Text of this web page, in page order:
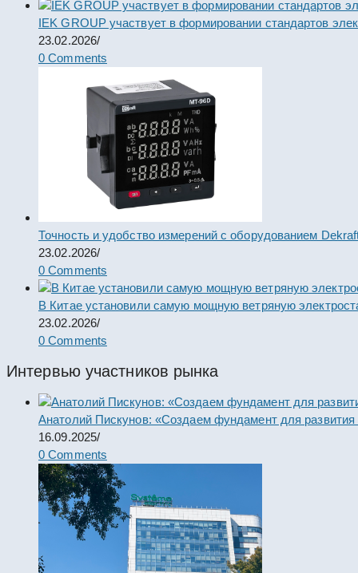
IEK GROUP участвует в формировании стандартов
23.02.2026/
0 Comments
Точность и удобство измерений с оборудованием
23.02.2026/
0 Comments
В Китае установили самую мощную ветряную
23.02.2026/
0 Comments
Интервью участников рынка
Анатолий Пискунов: «Создаем фундамент для развития
16.09.2025/
0 Comments